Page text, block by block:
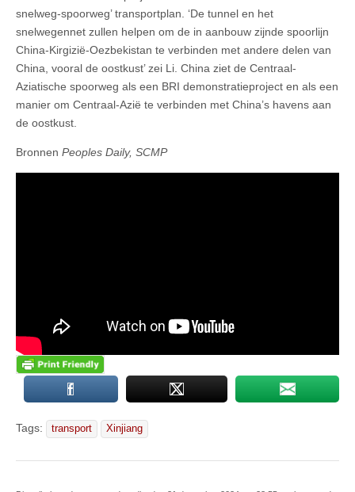
snelweg-spoorweg’ transportplan. ‘De tunnel en het
snelwegennet zullen helpen om de in aanbouw zijnde spoorlijn
China-Kirgizië-Oezbekistan te verbinden met andere delen van
China, vooral de oostkust’ zei Li. China ziet de Centraal-
Aziatische spoorweg als een BRI demonstratieproject en als een
manier om Centraal-Azië te verbinden met China’s havens aan
de oostkust.
Bronnen Peoples Daily, SCMP
Tags: transport Xinjiang